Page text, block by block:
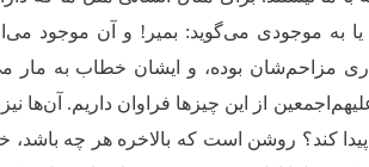
یا به موجودی می‌گوید: بمیر! و آن موجود
مزاحم‌شان بوده، و ایشان خطاب به مار
از این چیزها‌ فراوان داریم. آن‌ها
کند؟ روشن است که بالاخره هر چه باشد،